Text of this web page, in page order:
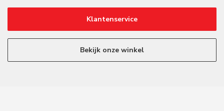
Klantenservice
Bekijk onze winkel